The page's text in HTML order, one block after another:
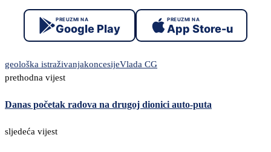
PREUZMI NA
Google Play
PREUZMI NA
App Store-u
geološka istraživanjakoncesijeVlada CG
prethodna vijest
Danas početak radova na drugoj dionici auto-puta
sljedeća vijest